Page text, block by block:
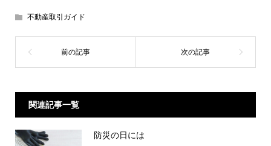
不動産取引ガイド
関連記事一覧
防災の日には